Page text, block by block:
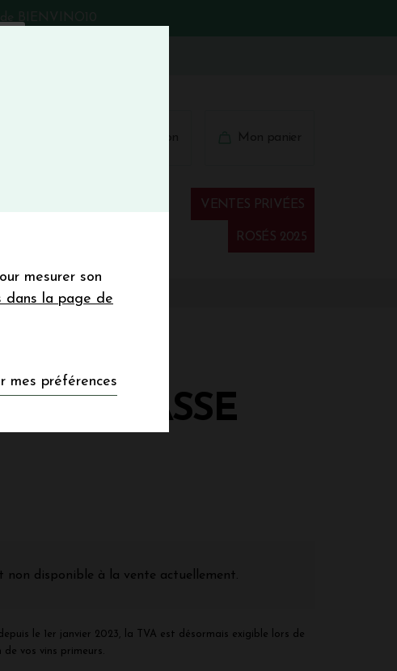
mesurer son
dans la page de
mes préférences
ROSÉS 2025
VENTES PRIVÉES
DU CASSE
non disponible à la vente actuellement.
le 1er janvier 2023, la TVA est désormais exigible lors de
de vos vins primeurs.
newsletter de la